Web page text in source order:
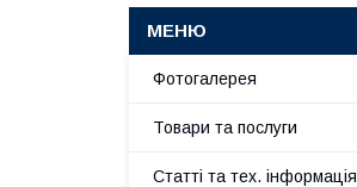
Фотогалерея
Товари та послуги
Статті та тех. інформація